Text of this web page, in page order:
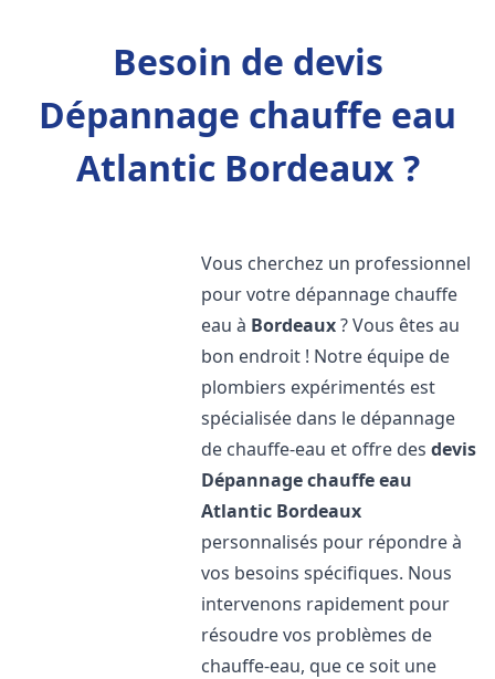
Besoin de devis
Dépannage chauffe eau
Atlantic Bordeaux ?
Vous cherchez un professionnel
pour votre dépannage chauffe
eau à Bordeaux? Vous êtes au
bon endroit ! Notre équipe de
plombiers expérimentés est
spécialisée dans le dépannage
de chauffe-eau et offre desdevis
Dépannage chauffe eau
Atlantic Bordeaux
personnalisés pour répondre à
vos besoins spécifiques. Nous
intervenons rapidement pour
résoudre vos problèmes de
chauffe-eau, que ce soit une